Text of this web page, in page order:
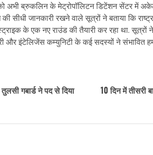
अभी ब्रुकलिन के मेट्रोपॉलिटन डिटेंशन सेंटर में
सीधी जानकारी रखने वाले सूत्रों ने बताया कि
के एक नए राउंड की तैयारी कर रहा था.
और इंटेलिजेंस कम्युनिटी के कई सदस्यों ने संभावित
गबार्ड ने पद से दिया
10 दिन में